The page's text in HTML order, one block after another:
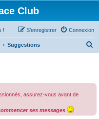
Club
! Connexion
S’enregistrer
Suggestions
c
assurez-vous avant de
ses messages